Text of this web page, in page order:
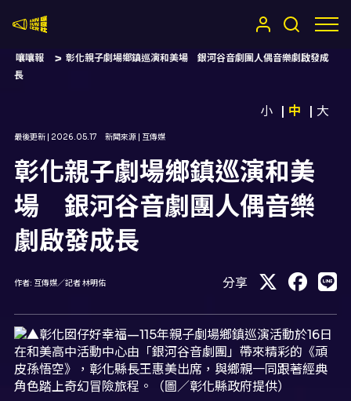
嚷嚷報
彰化親子劇場鄉鎮巡演和美場 銀河谷音劇團人偶音樂劇啟發成
長
小 中 大
最後更新 | 2026.05.17 新聞來源 | 互傳媒
彰化親子劇場鄉鎮巡演和美
場 銀河谷音劇團人偶音樂
劇啟發成長
作者: 互傳媒／記者 林明佑 分享